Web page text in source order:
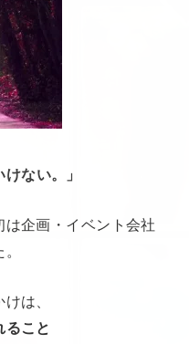
ない。」
企画・イベント会社
は、
ること